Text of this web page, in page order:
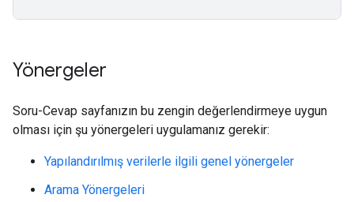
Yönergeler
Soru-Cevap sayfanızın bu zengin değerlendirmeye uygun
olması için şu yönergeleri uygulamanız gerekir:
Yapılandırılmış verilerle ilgili genel yönergeler
Arama Yönergeleri